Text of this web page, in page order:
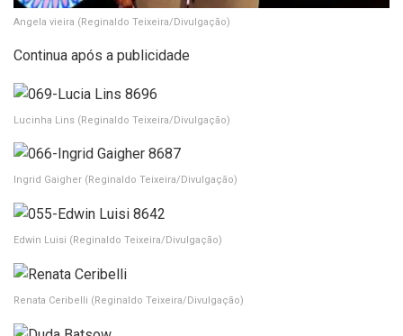
Angela vieira (Reginaldo Teixeira/Divulgação)
Continua após a publicidade
Lucinha Lins (Reginaldo Teixeira/Divulgação)
Ingrid Gaigher (Reginaldo Teixeira/Divulgação)
Edwin Luisi (Reginaldo Teixeira/Divulgação)
Renata Ceribelli (Reginaldo Teixeira/Divulgação)